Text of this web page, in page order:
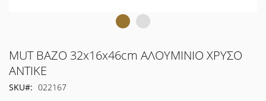
Μετάβαση
στην
αρχή
της
MUT ΒΑΖΟ 32x16x46cm ΑΛΟΥΜΙΝΙΟ ΧΡΥΣΟ
ΑΝΤΙΚΕ
SKU
022167